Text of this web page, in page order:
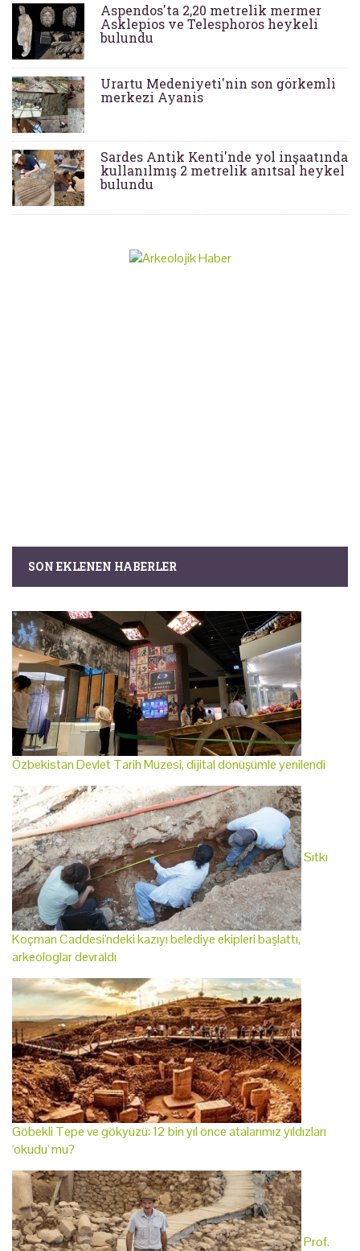
Aspendos'ta 2,20 metrelik mermer
Asklepios ve Telesphoros heykeli
bulundu
Urartu Medeniyeti'nin son görkemli
merkezi Ayanis
Sardes Antik Kenti'nde yol inşaatında
kullanılmış 2 metrelik anıtsal heykel
bulundu
SON EKLENEN HABERLER
Özbekistan Devlet Tarih Müzesi, dijital dönüşümle yenilendi
Sıtkı
Koçman Caddesi'ndeki kazıyı belediye ekipleri başlattı,
arkeologlar devraldı
Göbekli Tepe ve gökyüzü: 12 bin yıl önce atalarımız yıldızları
'okudu' mu?
Prof.